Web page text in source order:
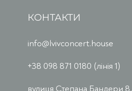
КОНТАКТИ
info@lvivconcert.house
+38 098 871 0180 (лінія 1)